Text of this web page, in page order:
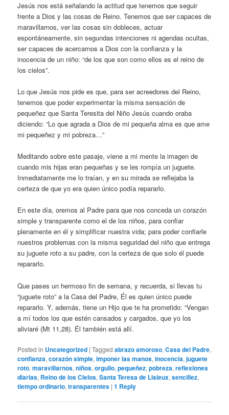
Jesús nos está señalando la actitud que tenemos que seguir
frente a Dios y las cosas de Reino. Tenemos que ser capaces de
maravillarnos, ver las cosas sin dobleces, actuar
espontáneamente, sin segundas intenciones ni agendas ocultas,
ser capaces de acercarnos a Dios con la confianza y la
inocencia de un niño: “de los que son como ellos es el reino de
los cielos”.
Lo que Jesús nos pide es que, para ser acreedores del Reino,
tenemos que poder experimentar la misma sensación de
pequeñez que Santa Teresita del Niño Jesús cuando oraba
diciendo: “Lo que agrada a Dios de mi pequeña alma es que ame
mi pequeñez y mi pobreza…”
Meditando sobre este pasaje, viene a mi mente la imagen de
cuando mis hijas eran pequeñas y se les rompía un juguete.
Inmediatamente me lo traían, y en su mirada se reflejaba la
certeza de que yo era quien único podía repararlo.
En este día, oremos al Padre para que nos conceda un corazón
simple y transparente como el de los niños, para confiar
plenamente en él y simplificar nuestra vida; para poder confiarle
nuestros problemas con la misma seguridad del niño que entrega
su juguete roto a su padre, con la certeza de que solo él puede
repararlo.
Que pases un hermoso fin de semana, y recuerda, si llevas tu
“juguete roto” a la Casa del Padre, Él es quien único puede
repararlo. Y, además, tiene un Hijo que te ha prometido: “Vengan
a mí todos los que estén cansados y cargados, que yo los
aliviaré (Mt 11,28). Él también está allí.
Posted in Uncategorized |Tagged abrazo amoroso,Casa del Padre,
confianza,corazón simple,imponer las manos,inocencia,juguete
roto,maravillarnos,niños,orgullo,pequeñez,pobreza,reflexiones
diarias, Reino de los Cielos,Santa Teresa de Lisieux,sencillez,
tiempo ordinario,transparentes |1 Reply